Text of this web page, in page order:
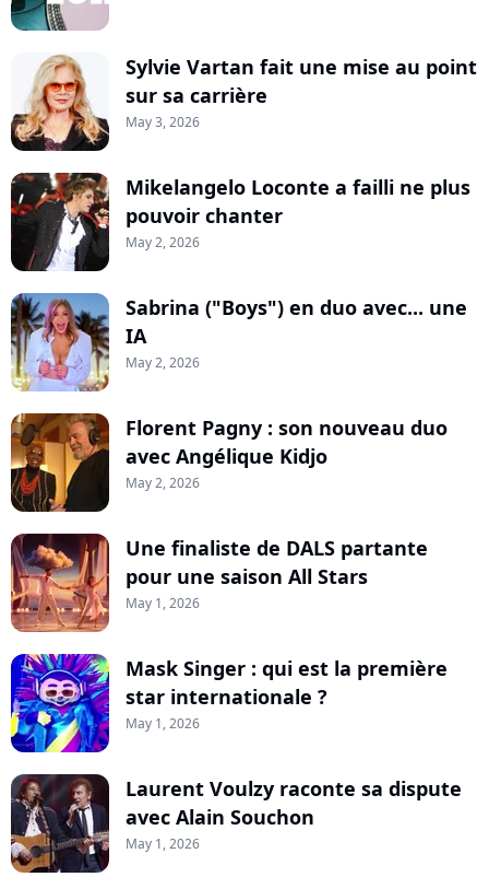
Sylvie Vartan fait une mise au point
sur sa carrière
May 3, 2026
Mikelangelo Loconte a failli ne plus
pouvoir chanter
May 2, 2026
Sabrina ("Boys") en duo avec... une
IA
May 2, 2026
Florent Pagny : son nouveau duo
avec Angélique Kidjo
May 2, 2026
Une finaliste de DALS partante
pour une saison All Stars
May 1, 2026
Mask Singer : qui est la première
star internationale ?
May 1, 2026
Laurent Voulzy raconte sa dispute
avec Alain Souchon
May 1, 2026